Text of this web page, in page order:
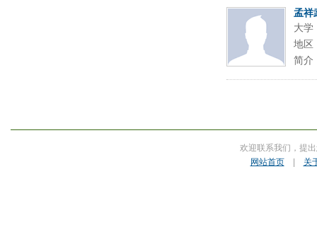
孟祥
大学
地区
简介
欢迎联系我们，提
网站首页| 关